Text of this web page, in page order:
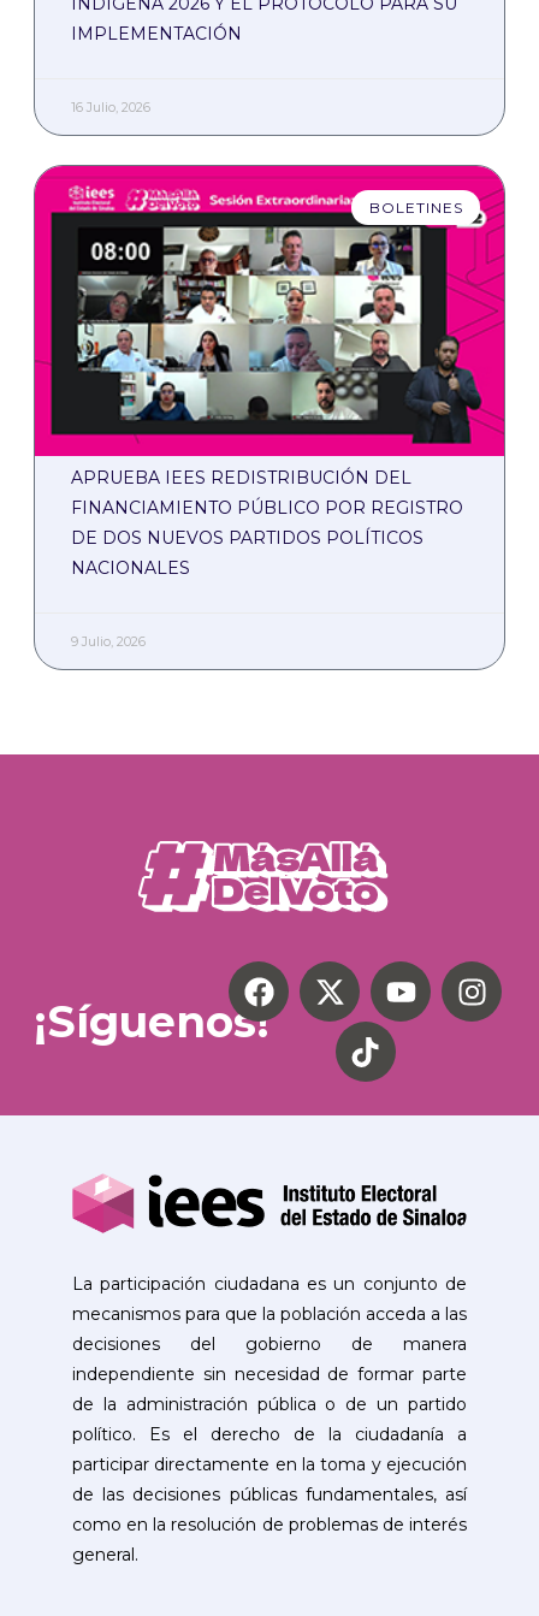
IMPLEMENTACIÓN
16 Julio, 2026
BOLETINES
APRUEBA IEES REDISTRIBUCIÓN DEL
FINANCIAMIENTO PÚBLICO POR REGISTRO
DE DOS NUEVOS PARTIDOS POLÍTICOS
NACIONALES
9 Julio, 2026
¡Síguenos!
La participación ciudadana es un conjunto de
mecanismos para que la población acceda a las
decisiones del gobierno de manera
independiente sin necesidad de formar parte
de la administración pública o de un partido
político. Es el derecho de la ciudadanía a
participar directamente en la toma y ejecución
de las decisiones públicas fundamentales, así
como en la resolución de problemas de interés
general.